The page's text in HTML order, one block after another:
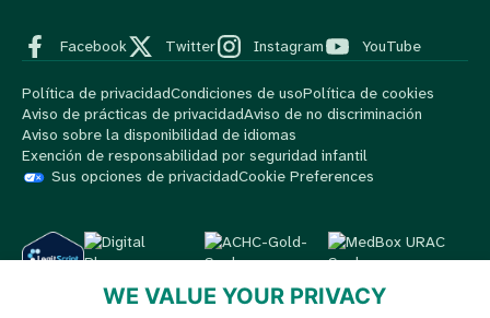
Facebook Twitter Instagram YouTube
Política de privacidadCondiciones de usoPolítica de cookies
Aviso de prácticas de privacidadAviso de no discriminación
Aviso sobre la disponibilidad de idiomas
Exención de responsabilidad por seguridad infantil
Sus opciones de privacidadCookie Preferences
WE VALUE YOUR PRIVACY